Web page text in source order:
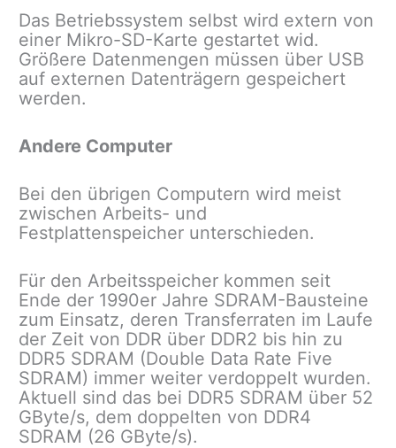
Das Betriebssystem selbst wird extern von
einer Mikro-SD-Karte gestartet wid.
Größere Datenmengen müssen über USB
auf externen Datenträgern gespeichert
werden.
Andere Computer
Bei den übrigen Computern wird meist
zwischen Arbeits- und
Festplattenspeicher unterschieden.
Für den Arbeitsspeicher kommen seit
Ende der 1990er Jahre SDRAM-Bausteine
zum Einsatz, deren Transferraten im Laufe
der Zeit von DDR über DDR2 bis hin zu
DDR5 SDRAM (Double Data Rate Five
SDRAM) immer weiter verdoppelt wurden.
Aktuell sind das bei DDR5 SDRAM über 52
GByte/s, dem doppelten von DDR4
SDRAM (26 GByte/s).